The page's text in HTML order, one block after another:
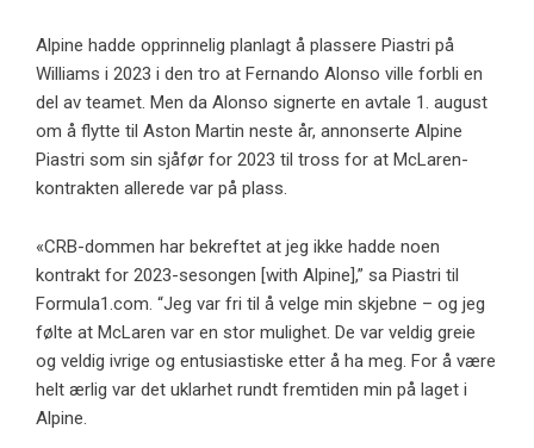
Alpine hadde opprinnelig planlagt å plassere Piastri på
Williams i 2023 i den tro at Fernando Alonso ville forbli en
del av teamet. Men da Alonso signerte en avtale 1. august
om å flytte til Aston Martin neste år, annonserte Alpine
Piastri som sin sjåfør for 2023 til tross for at McLaren-
kontrakten allerede var på plass.
«CRB-dommen har bekreftet at jeg ikke hadde noen
kontrakt for 2023-sesongen [with Alpine],” sa Piastri til
Formula1.com. “Jeg var fri til å velge min skjebne – og jeg
følte at McLaren var en stor mulighet. De var veldig greie
og veldig ivrige og entusiastiske etter å ha meg. For å være
helt ærlig var det uklarhet rundt fremtiden min på laget i
Alpine.